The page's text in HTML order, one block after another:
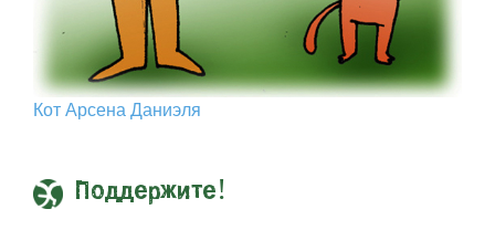
Кот Арcена Даниэля
Поддержите!